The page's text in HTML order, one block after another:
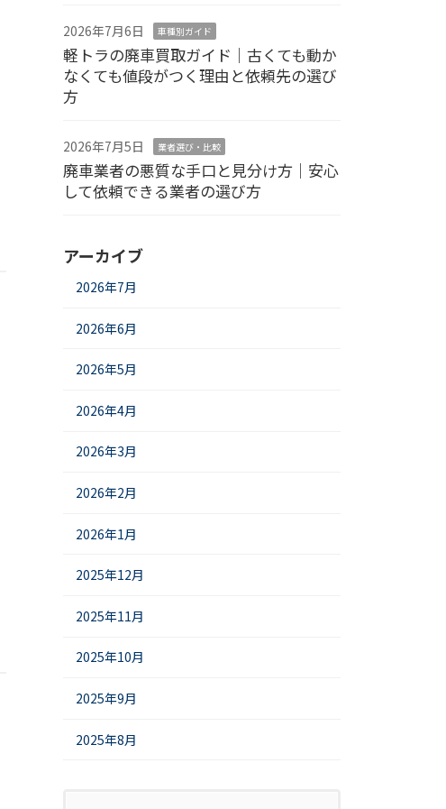
2026年7月6日 車種別ガイド
軽トラの廃車買取ガイド｜古くても動か
なくても値段がつく理由と依頼先の選び
方
2026年7月5日 業者選び・比較
廃車業者の悪質な手口と見分け方｜安心
して依頼できる業者の選び方
アーカイブ
2026年7月
2026年6月
2026年5月
2026年4月
2026年3月
2026年2月
2026年1月
2025年12月
2025年11月
2025年10月
2025年9月
2025年8月